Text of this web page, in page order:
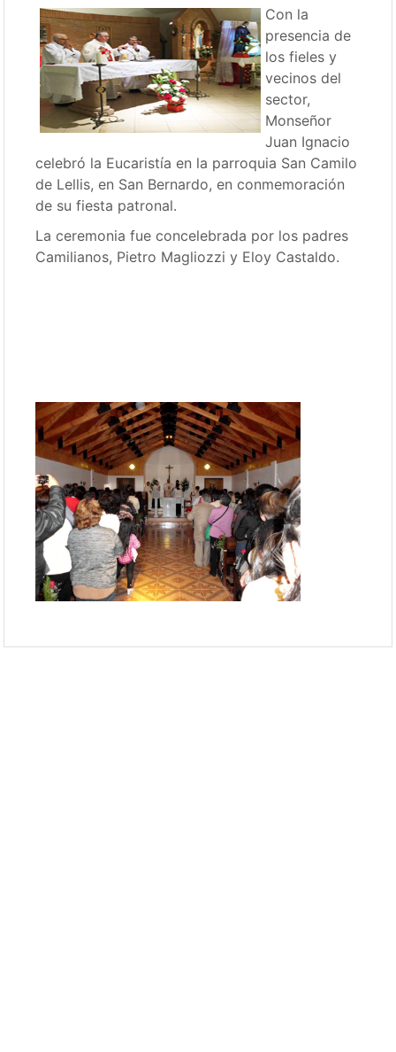
Con la
presencia de
los fieles y
vecinos del
sector,
Monseñor
Juan Ignacio
celebró la Eucaristía en la parroquia San Camilo
de Lellis, en San Bernardo, en conmemoración
de su fiesta patronal.
La ceremonia fue concelebrada por los padres
Camilianos, Pietro Magliozzi y Eloy Castaldo.